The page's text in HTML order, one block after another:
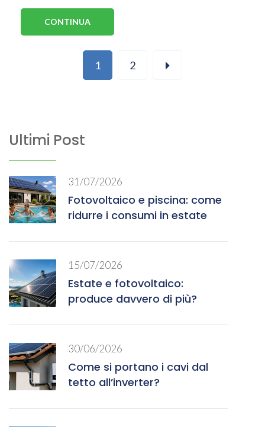
CONTINUA
1 2
Ultimi Post
31/07/2026
Fotovoltaico e piscina: come
ridurre i consumi in estate
15/07/2026
Estate e fotovoltaico:
produce davvero di più?
30/06/2026
Come si portano i cavi dal
tetto all’inverter?